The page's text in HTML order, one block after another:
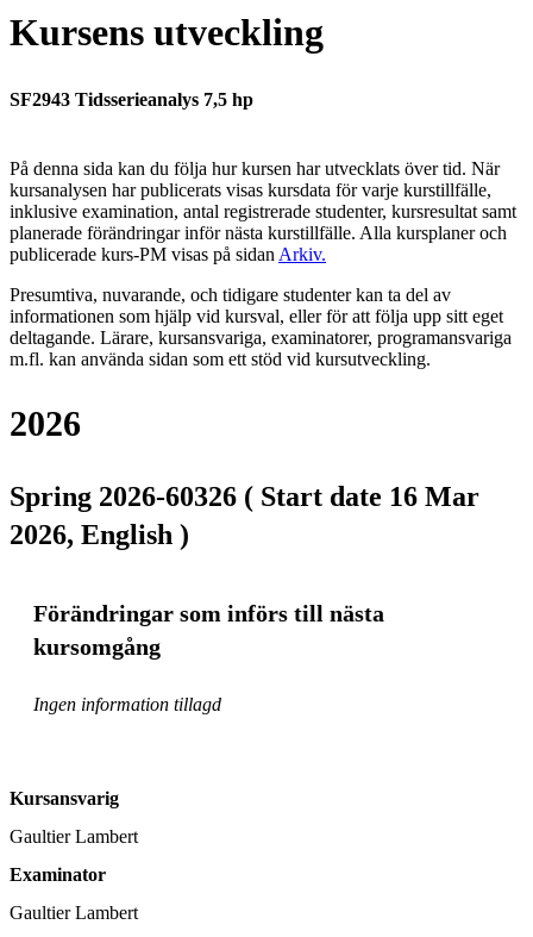
Kursens utveckling
SF2943 Tidsserieanalys 7,5 hp
På denna sida kan du följa hur kursen har utvecklats över tid. När
kursanalysen har publicerats visas kursdata för varje kurstillfälle,
inklusive examination, antal registrerade studenter, kursresultat samt
planerade förändringar inför nästa kurstillfälle. Alla kursplaner och
publicerade kurs-PM visas på sidan Arkiv.
Presumtiva, nuvarande, och tidigare studenter kan ta del av
informationen som hjälp vid kursval, eller för att följa upp sitt eget
deltagande. Lärare, kursansvariga, examinatorer, programansvariga
m.fl. kan använda sidan som ett stöd vid kursutveckling.
2026
Spring 2026-60326 ( Start date 16 Mar
2026, English )
Förändringar som införs till nästa
kursomgång
Ingen information tillagd
Kursansvarig
Gaultier Lambert
Examinator
Gaultier Lambert